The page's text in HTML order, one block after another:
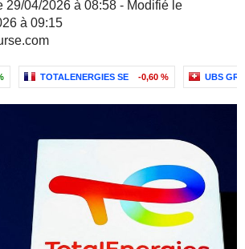
29/04/2026 à 08:58 - Modifié le
à 09:15
TOTALENERGIES SE -0,60 % UBS